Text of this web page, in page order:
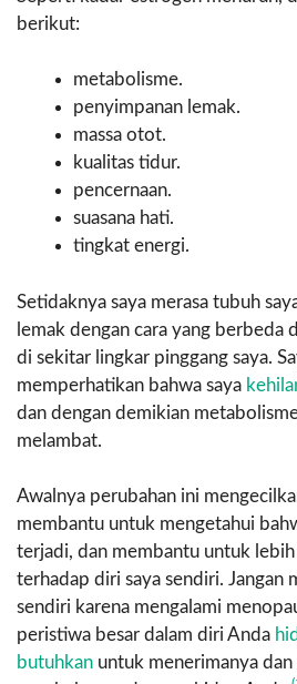
berikut:
metabolisme.
penyimpanan lemak.
massa otot.
kualitas tidur.
pencernaan.
suasana hati.
tingkat energi.
Setidaknya saya merasa tubuh
lemak dengan cara yang berbeda
di sekitar lingkar pinggang saya.
memperhatikan bahwa saya
dan dengan demikian
melambat.
Awalnya perubahan ini
membantu untuk mengetahui
terjadi, dan membantu untuk
terhadap diri saya sendiri. Jangan
sendiri karena mengalami
peristiwa besar dalam diri Anda
butuhkan untuk menerimanya